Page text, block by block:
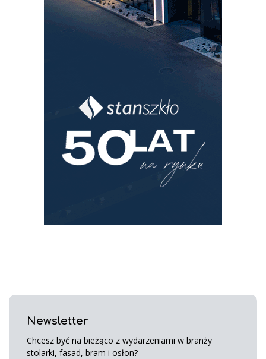
Newsletter
Chcesz być na bieżąco z wydarzeniami w branży
stolarki, fasad, bram i osłon?